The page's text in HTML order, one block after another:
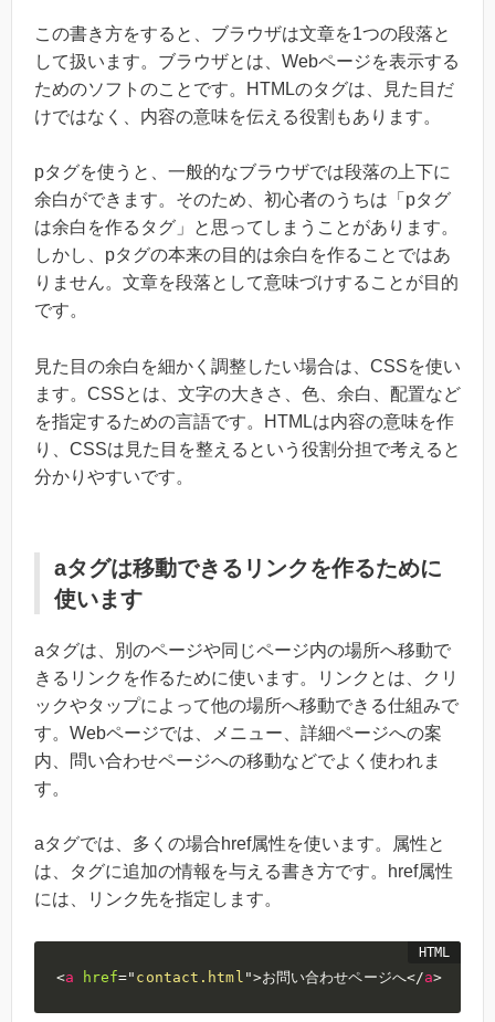
この書き方をすると、ブラウザは文章を1つの段落と
して扱います。ブラウザとは、Webページを表示する
ためのソフトのことです。HTMLのタグは、見た目だ
けではなく、内容の意味を伝える役割もあります。
pタグを使うと、一般的なブラウザでは段落の上下に
余白ができます。そのため、初心者のうちは「pタグ
は余白を作るタグ」と思ってしまうことがあります。
しかし、pタグの本来の目的は余白を作ることではあ
りません。文章を段落として意味づけすることが目的
です。
見た目の余白を細かく調整したい場合は、CSSを使い
ます。CSSとは、文字の大きさ、色、余白、配置など
を指定するための言語です。HTMLは内容の意味を作
り、CSSは見た目を整えるという役割分担で考えると
分かりやすいです。
aタグは移動できるリンクを作るために
使います
aタグは、別のページや同じページ内の場所へ移動で
きるリンクを作るために使います。リンクとは、クリ
ックやタップによって他の場所へ移動できる仕組みで
す。Webページでは、メニュー、詳細ページへの案
内、問い合わせページへの移動などでよく使われま
す。
aタグでは、多くの場合href属性を使います。属性と
は、タグに追加の情報を与える書き方です。href属性
には、リンク先を指定します。
<a href=" contact.html ">お問い合わせページへ</a>